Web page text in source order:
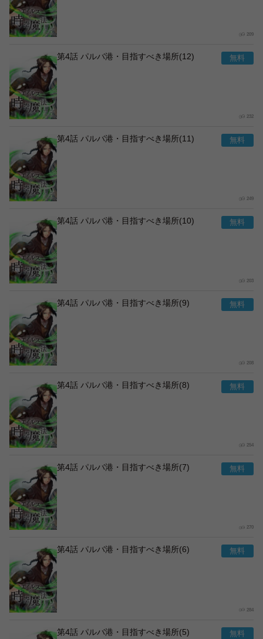
209
第4話 パルバ港・目指すべき場所(12)
232
第4話 パルバ港・目指すべき場所(11)
249
第4話 パルバ港・目指すべき場所(10)
203
第4話 パルバ港・目指すべき場所(9)
208
第4話 パルバ港・目指すべき場所(8)
254
第4話 パルバ港・目指すべき場所(7)
270
第4話 パルバ港・目指すべき場所(6)
284
第4話 パルバ港・目指すべき場所(5)